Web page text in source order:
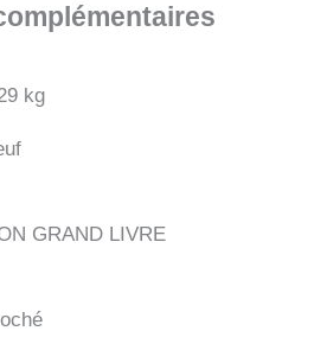
kg
GRAND LIVRE